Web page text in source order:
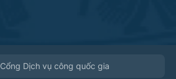
Cổng Dịch vụ công quốc gia